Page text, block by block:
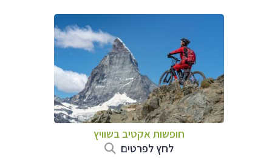
חופשות אקטיב בשוויץ
לחץ לפרטים